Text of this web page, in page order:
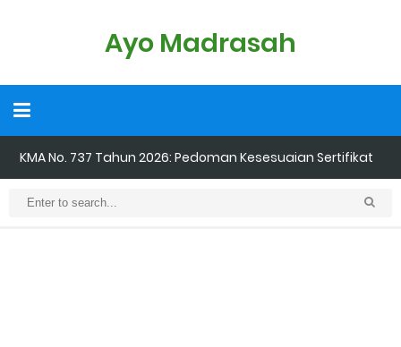
Ayo Madrasah
KMA No. 737 Tahun 2026: Pedoman Kesesuaian Sertifikat